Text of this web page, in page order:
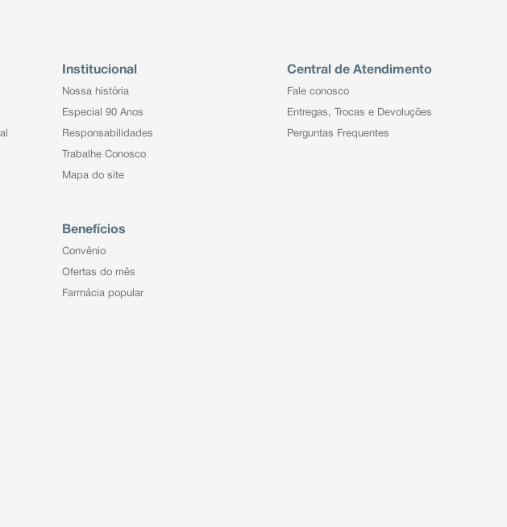
Institucional
Nossa história
Especial 90 Anos
Responsabilidades
Trabalhe Conosco
Mapa do site
Benefícios
Convênio
Ofertas do mês
Farmácia popular
Central de Atendimento
Fale conosco
Entregas, Trocas e Devoluções
Perguntas Frequentes